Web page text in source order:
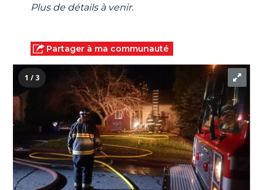
Plus de détails à venir.
Partager à ma communauté
1 / 3